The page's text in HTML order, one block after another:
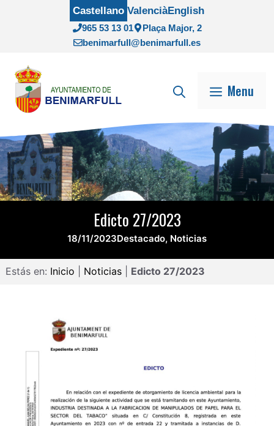
965 53 13 01
Plaça Major, 2
benimarfull@benimarfull.es
Castellano ValenciàEnglish
Menu
Edicto 27/2023
18/11/2023Destacado, Noticias
Estás en: Inicio Noticias| Edicto 27/2023